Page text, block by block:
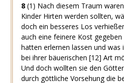
8 (1) Nach diesem Traum
Kinder Hirten werden sollten,
doch ein besseres Los
auch eine feinere Kost
hatten erlernen lassen und was
bei ihrer bäuerischen [12] Art
Und doch wollten sie den
durch göttliche Vorsehung die